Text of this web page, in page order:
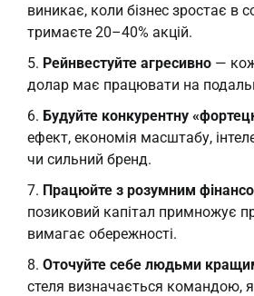
виникає, коли бізнес зростає в
тримаєте 20–40% акцій.
Рейнвестуйте агресивно —
долар має працювати на
Будуйте конкурентну
ефект, економія масштабу,
чи сильний бренд.
Працюйте з розумним
позиковий капітал примножує
вимагає обережності.
Оточуйте себе людьми
стеля визначається командою,